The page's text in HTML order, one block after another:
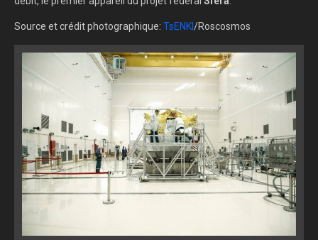
Source et crédit photographique: TsENKI/Roscosmos